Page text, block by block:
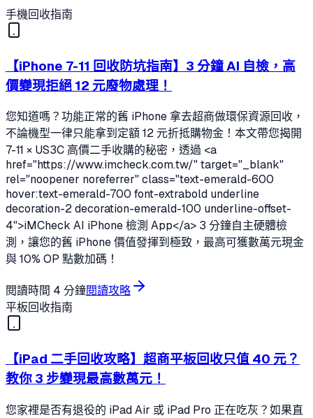
手機回收指南
【iPhone 7-11 回收防坑指南】3 分鐘 AI 自檢，高
價變現拒絕 12 元廢物處理！
您知道嗎？功能正常的舊 iPhone 拿去超商做環保資源回收，
不論機型一律只能拿到定額 12 元折抵購物金！本文帶您揭開
7-11 × US3C 高價二手收購的秘密，透過 <a
href="https://www.imcheck.com.tw/" target="_blank"
rel="noopener noreferrer" class="text-emerald-600
hover:text-emerald-700 font-extrabold underline
decoration-2 decoration-emerald-100 underline-offset-
4">iMCheck AI iPhone 檢測 App</a> 3 分鐘自主硬體檢
測，讓您的舊 iPhone 價值發揮到極致，最高可獲數萬元現金
與 10% OP 點數加碼！
閱讀時間 4 分鐘閱讀攻略
平板回收指南
【iPad 二手回收攻略】超商平板回收只值 40 元？
教你 3 步變現最高數萬元！
您家裡是否有退役的 iPad Air 或 iPad Pro 正在吃灰？如果直